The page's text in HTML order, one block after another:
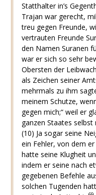
Statthalter in’s
Trajan war gerecht,
treu gegen Freunde,
vertrauten Freunde
den Namen Suranen
war er sich so sehr
Obersten der
als Zeichen seiner
mehrmals zu ihm
meinem Schutze,
gegen mich;“ weil er
ganzen Staates
(10) Ja sogar seine
ein Fehler, von dem
hatte seine Klugheit
indem er seine nach
gegebenen Befehle
solchen Tugenden